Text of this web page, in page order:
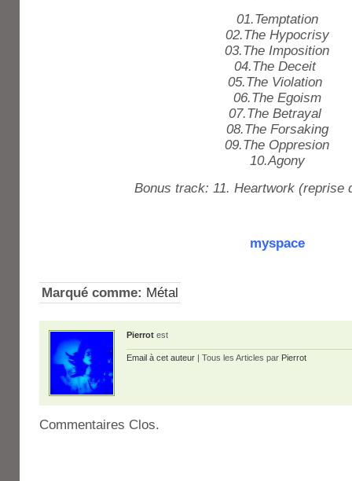
01.Temptation
02.The Hypocrisy
03.The Imposition
04.The Deceit
05.The Violation
06.The Egoism
07.The Betrayal
08.The Forsaking
09.The Oppresion
10.Agony
Bonus track: 11. Heartwork (reprise
myspace
Marqué comme: Métal
Pierrot est
Email à cet auteur | Tous les Articles par Pierrot
Commentaires Clos.